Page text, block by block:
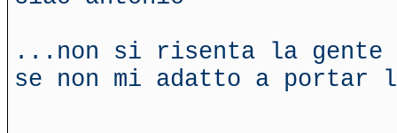
...non si risenta la gente
se non mi adatto a portar